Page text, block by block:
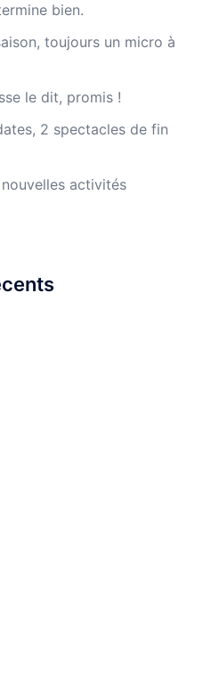
bien.
toujours un micro à
le dit, promis !
2 spectacles de fin
activités